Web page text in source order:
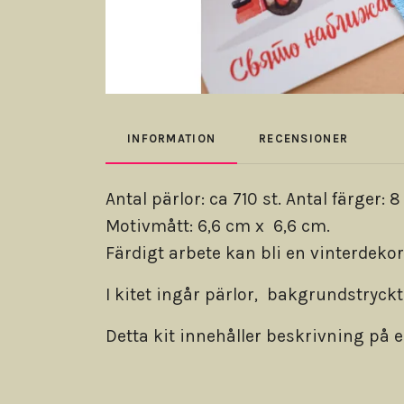
INFORMATION RECENSIONER
Antal pärlor: ca 710 st. Antal färger: 8
Motivmått: 6,6 cm x 6,6 cm.
Färdigt arbete kan bli en
I kitet ingår pärlor,
Detta kit innehåller beskrivning på